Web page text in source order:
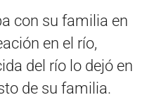
con su familia en
en el río,
del río lo dejó en
de su familia.